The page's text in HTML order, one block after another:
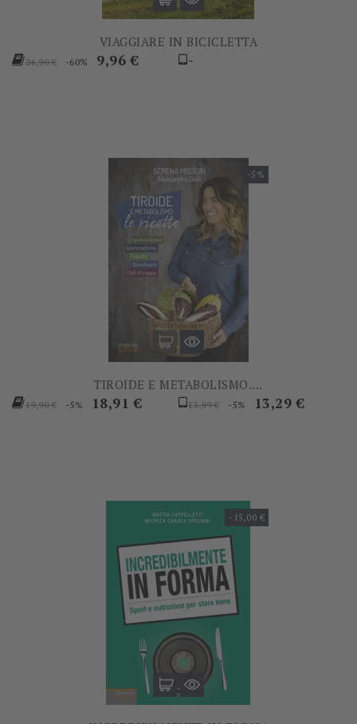
VIAGGIARE IN BICICLETTA
Prezzo
24,90 € -60% Prezzo
9,96 € -
-5%
TIROIDE E METABOLISMO....
Prezzo
19,90 € -5% Prezzo
18,91 €
Prezzo
13,99 € -5% Prezzo
13,29 €
-15,00 €